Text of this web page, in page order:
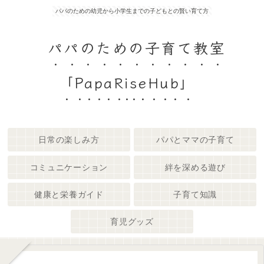
パパのための幼児から小学生までの子どもとの賢い育て方
パパのための子育て教室
「PapaRiseHub」
日常の楽しみ方 パパとママの子育て
コミュニケーション 絆を深める遊び
健康と栄養ガイド 子育て知識
育児グッズ